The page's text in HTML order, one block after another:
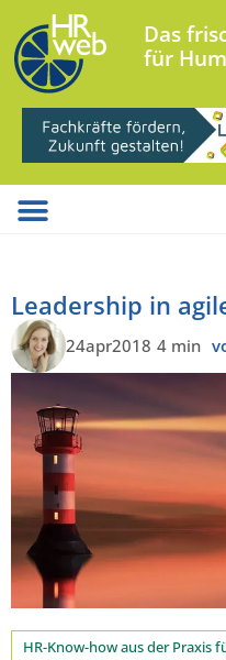
Das
für
Leadership in
24apr2018 4 min
HR-Know-how aus der Praxis